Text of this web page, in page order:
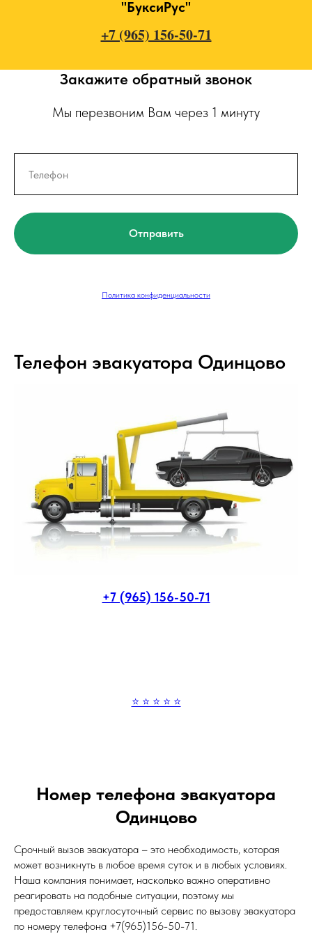
"БуксиРус"
+7 (965) 156-50-71
Закажите обратный звонок
Мы перезвоним Вам через 1 минуту
Отправить
Политика конфиденциальности
Телефон эвакуатора Одинцово
+7 (965) 156-50-71
⭐ ⭐ ⭐ ⭐ ⭐
Номер телефона эвакуатора
Одинцово
Срочный вызов эвакуатора – это необходимость, которая
может возникнуть в любое время суток и в любых условиях.
Наша компания понимает, насколько важно оперативно
реагировать на подобные ситуации, поэтому мы
предоставляем круглосуточный сервис по вызову эвакуатора
по номеру телефона +7(965)156-50-71.